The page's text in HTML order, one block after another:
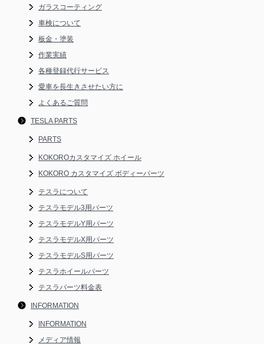
ガラスコーティング
車検について
板金・塗装
作業実績
各種登録代行サービス
愛車を長生きさせたい方に
よくあるご質問
TESLA PARTS
PARTS
KOKOROカスタマイズ ホイール
KOKORO カスタマイズ ボディーパーツ
テスラについて
テスラモデル3用パーツ
テスラモデルY用パーツ
テスラモデルX用パーツ
テスラモデルS用パーツ
テスラホイールパーツ
テスラパーツ料金表
INFORMATION
INFORMATION
メディア情報